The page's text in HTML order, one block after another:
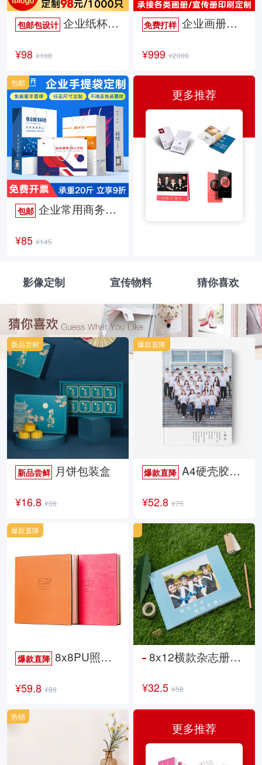
包邮包设计 企业纸杯定制
¥98 ¥108
免费打样企业画册定制
¥999 ¥2009
包邮 企业常用商务手提袋
¥85 ¥145
包邮
更多推荐
影像定制 宣传物料 猜你喜欢
新品尝鲜 月饼包装盒
¥16.8 ¥36
新品尝鲜
爆款直降A4硬壳胶装照片书34p哑膜
¥52.8 ¥75
爆款直降
爆款直降 8x8PU照片书NewLife
¥59.8 ¥89
爆款直降
8x12横款杂志册26p
¥32.5 ¥58
热销
更多推荐